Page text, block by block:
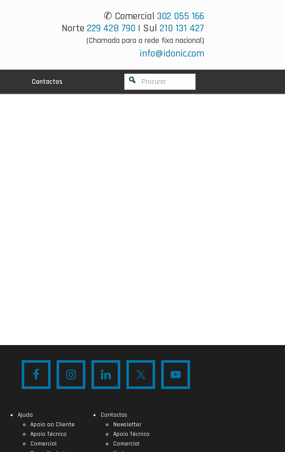
✆ Comercial 302 055 166
Norte229 428 790 | Sul 210 131 427
(Chamada para a rede fixa nacional)
info@idonic.com
Contactos
Ajuda
Apoio ao Cliente
Apoio Técnico
Comercial
Contactos
Newsletter
Apoio Técnico
Comercial